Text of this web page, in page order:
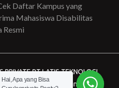
Daftar Kampus yang
Mahasiswa Disabilitas
Resmi
PT LATIS TEKNOLOGI
Undang-Undang.
Hai, Apa yang Bisa